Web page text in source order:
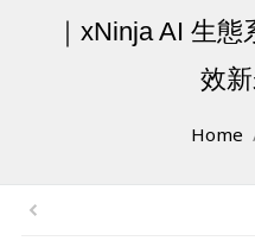
產品
客戶
關於
申請
｜xNinja AI 生
效新
Home